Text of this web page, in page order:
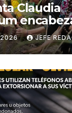
Claudia
2026
2026 JEFE